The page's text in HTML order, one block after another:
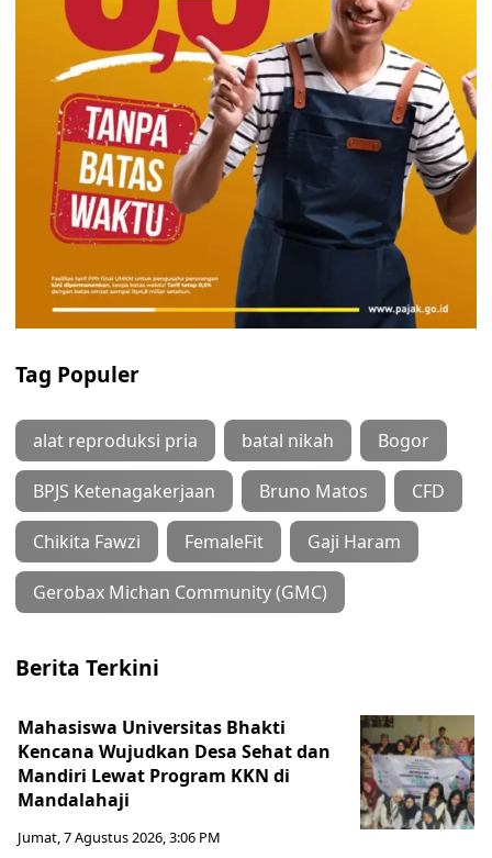
Tag Populer
alat reproduksi pria batal nikah Bogor
BPJS Ketenagakerjaan Bruno Matos CFD
Chikita Fawzi FemaleFit Gaji Haram
Gerobax Michan Community (GMC)
Berita Terkini
Mahasiswa Universitas Bhakti
Kencana Wujudkan Desa Sehat dan
Mandiri Lewat Program KKN di
Mandalahaji
Jumat, 7 Agustus 2026, 3:06 PM